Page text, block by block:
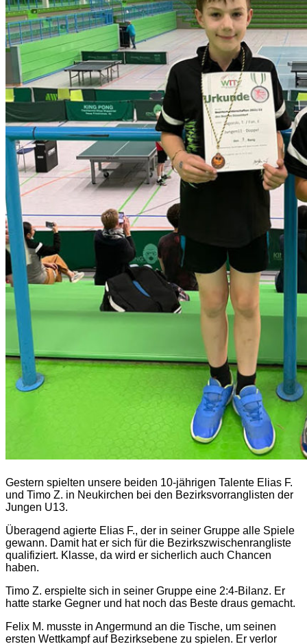
Gestern spielten unsere beiden 10-jährigen Talente Elias F.
und Timo Z. in Neukirchen bei den Bezirksvorranglisten der
Jungen U13.
Überagend agierte Elias F., der in seiner Gruppe alle Spiele
gewann. Damit hat er sich für die Bezirkszwischenrangliste
qualifiziert. Klasse, da wird er sicherlich auch Chancen
haben.
Timo Z. erspielte sich in seiner Gruppe eine 2:4-Bilanz. Er
hatte starke Gegner und hat noch das Beste draus gemacht.
Felix M. musste in Angermund an die Tische, um seinen
ersten Wettkampf auf Bezirksebene zu spielen. Er verlor